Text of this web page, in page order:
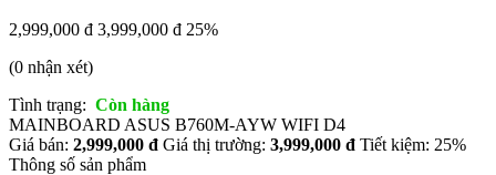
2,999,000 đ 3,999,000 đ 25%
(0 nhận xét)
Tình trạng: Còn hàng
MAINBOARD ASUS B760M-AYW WIFI D4
Giá bán: 2,999,000 đ Giá thị trường: 3,999,000 đ Tiết kiệm: 25%
Thông số sản phẩm